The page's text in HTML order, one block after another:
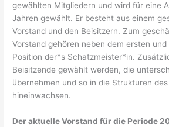
gewählten Mitgliedern und wird für eine
Jahren gewählt. Er besteht aus einem
Vorstand und den Beisitzern. Zum
Vorstand gehören neben dem ersten
Position der*s Schatzmeister*in.
Beisitzende gewählt werden, die
übernehmen und so in die Strukturen
hineinwachsen.
Der aktuelle Vorstand für die Periode